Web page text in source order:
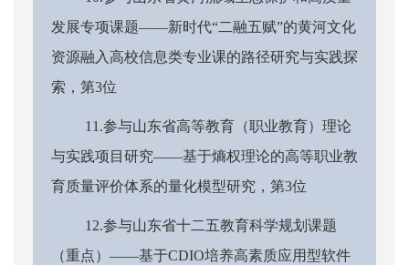
发展专项课题——新时代“二融五赋”的黄河文化
资源融入高校信息类专业课的路径研究与实践探
索，第3位
11.参与山东省高等教育（职业教育）理论
与实践项目研究——基于熵权理论的高等职业教
育质量评价体系的量化模型研究，第3位
12.参与山东省十二五教育科学规划课题
（重点）——基于CDIO培养高素质应用型软件